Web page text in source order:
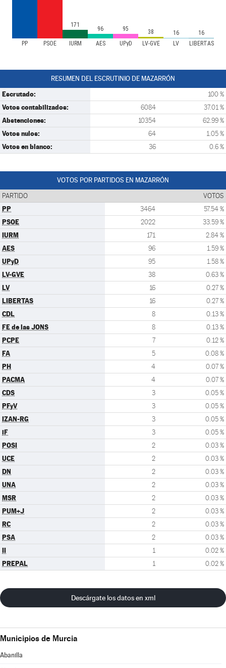
PP PSOE IURM AES UPyD LV-GVE LV LIBERTAS
171
96 95 38 16 16
RESUMEN DEL ESCRUTINIO DE MAZARRÓN
Escrutado: 100 %
Votos contabilizados: 6084 37.01 %
Abstenciones: 10354 62.99 %
Votos nulos: 64 1.05 %
Votos en blanco: 36 0.6 %
VOTOS POR PARTIDOS EN MAZARRÓN
PARTIDO VOTOS
PP 3464 57.54 %
PSOE 2022 33.59 %
IURM 171 2.84 %
AES 96 1.59 %
UPyD 95 1.58 %
LV-GVE 38 0.63 %
LV 16 0.27 %
LIBERTAS 16 0.27 %
CDL 8 0.13 %
FE de las JONS 8 0.13 %
PCPE 7 0.12 %
FA 5 0.08 %
PH 4 0.07 %
PACMA 4 0.07 %
CDS 3 0.05 %
PFyV 3 0.05 %
IZAN-RG 3 0.05 %
iF 3 0.05 %
POSI 2 0.03 %
UCE 2 0.03 %
DN 2 0.03 %
UNA 2 0.03 %
MSR 2 0.03 %
PUM+J 2 0.03 %
RC 2 0.03 %
PSA 2 0.03 %
II 1 0.02 %
PREPAL 1 0.02 %
Descárgate los datos en xml
Municipios de Murcia
Abanilla